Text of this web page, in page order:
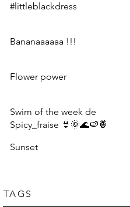
#littleblackdress
Bananaaaaaa !!!
Flower power
Swim of the week de
Spicy_fraise 👙🌞🌊🍉🍍
Sunset
TAGS